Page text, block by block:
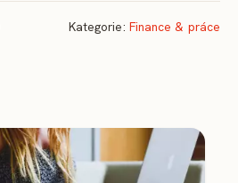
Kategorie: Finance & práce